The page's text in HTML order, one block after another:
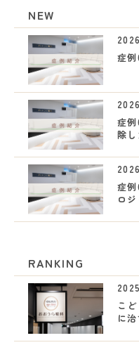
NEW
症
症
除
症
ロ
RANKING
こ
に